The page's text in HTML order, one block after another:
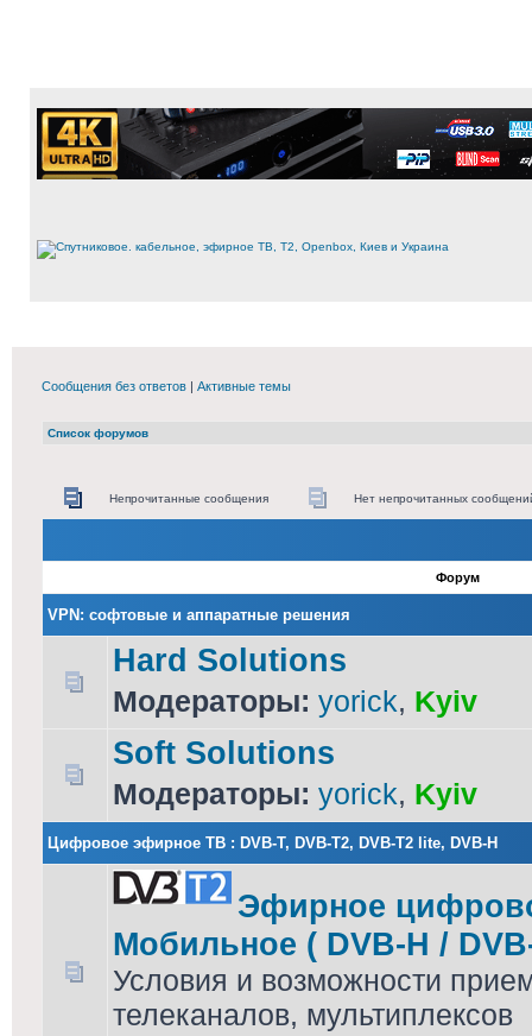
Сообщения без ответов | Активные темы
Список форумов
Непрочитанные сообщения Нет непрочитанных
Форум
VPN: софтовые и аппаратные решения
Hard Solutions
Модераторы: yorick, Kyiv
Soft Solutions
Модераторы: yorick, Kyiv
Цифровое эфирное ТВ : DVB-T, DVB-T2, DVB-T2 lite, DVB-H
Эфирное
Мобильное ( DVB-H /
Условия и возможности
телеканалов, мультиплексов